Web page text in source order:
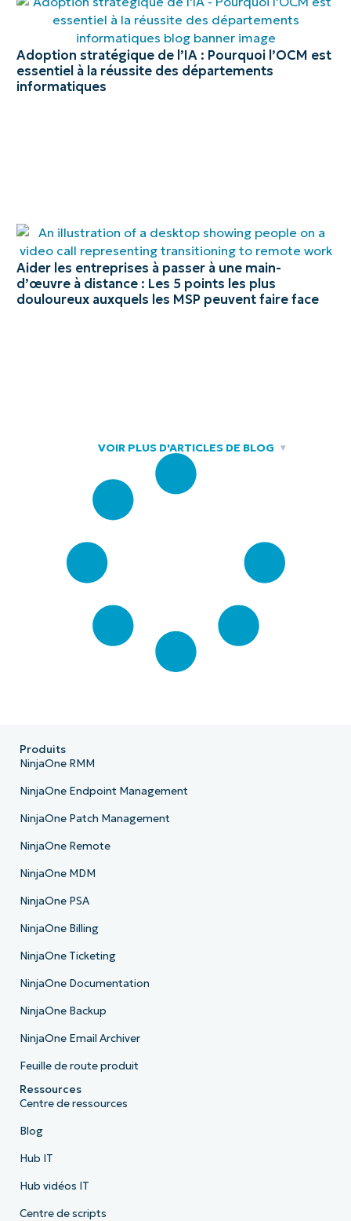
Adoption stratégique de l’IA : Pourquoi l’OCM est
essentiel à la réussite des départements
informatiques
Aider les entreprises à passer à une main-
d’œuvre à distance : Les 5 points les plus
douloureux auxquels les MSP peuvent faire face
VOIR PLUS D'ARTICLES DE BLOG
Produits
NinjaOne RMM
NinjaOne Endpoint Management
NinjaOne Patch Management
NinjaOne Remote
NinjaOne MDM
NinjaOne PSA
NinjaOne Billing
NinjaOne Ticketing
NinjaOne Documentation
NinjaOne Backup
NinjaOne Email Archiver
Feuille de route produit
Ressources
Centre de ressources
Blog
Hub IT
Hub vidéos IT
Centre de scripts